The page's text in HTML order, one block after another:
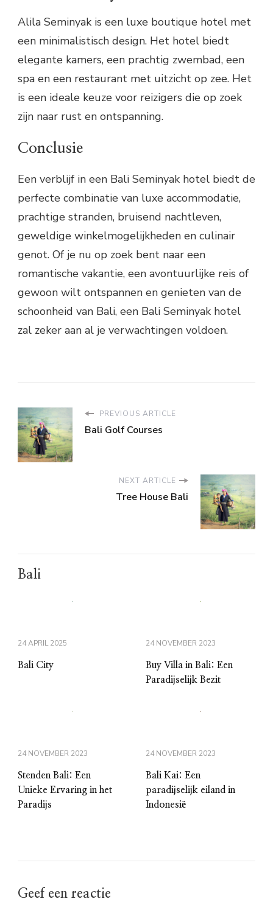
Alila Seminyak is een luxe boutique hotel met
een minimalistisch design. Het hotel biedt
elegante kamers, een prachtig zwembad, een
spa en een restaurant met uitzicht op zee. Het
is een ideale keuze voor reizigers die op zoek
zijn naar rust en ontspanning.
Conclusie
Een verblijf in een Bali Seminyak hotel biedt de
perfecte combinatie van luxe accommodatie,
prachtige stranden, bruisend nachtleven,
geweldige winkelmogelijkheden en culinair
genot. Of je nu op zoek bent naar een
romantische vakantie, een avontuurlijke reis of
gewoon wilt ontspannen en genieten van de
schoonheid van Bali, een Bali Seminyak hotel
zal zeker aan al je verwachtingen voldoen.
PREVIOUS ARTICLE
Bali Golf Courses
NEXT ARTICLE
Tree House Bali
Bali
24 APRIL 2025
Bali City
24 NOVEMBER 2023
Buy Villa in Bali: Een
Paradijselijk Bezit
24 NOVEMBER 2023
Stenden Bali: Een
Unieke Ervaring in het
Paradijs
24 NOVEMBER 2023
Bali Kai: Een
paradijselijk eiland in
Indonesië
Geef een reactie